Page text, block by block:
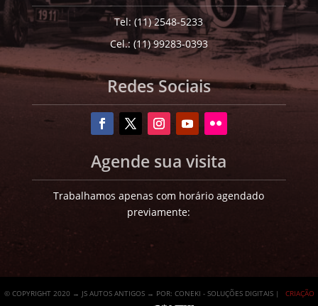
Tel: (11) 2548-5233
Cel.: (11) 99283-0393
Redes Sociais
Agende sua visita
Trabalhamos apenas com horário agendado
previamente:
© COPYRIGHT 2020 → JS AUTOS ANTIGOS → POR: CONEKI - SOLUÇÕES DIGITAIS |
CRIAÇÃO